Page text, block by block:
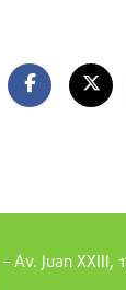
Av. Juan XXIII,